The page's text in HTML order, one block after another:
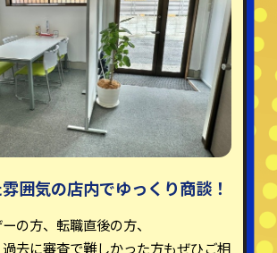
囲気の店内でゆっくり商談！
の方、転職直後の方、
去に審査で難しかった方もぜひご相